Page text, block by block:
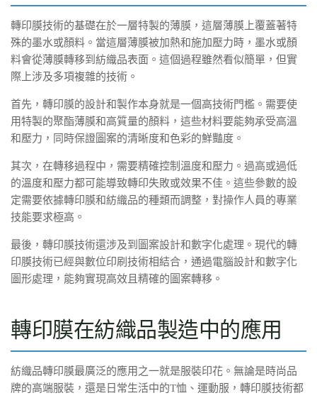
轉印膜技術的基礎在於一層特製的薄膜，這層薄膜上覆蓋著特
殊的墨水或顏料。當這層薄膜被加熱和施加壓力時，墨水或顏
料會從薄膜轉移到紡織品表面。這個過程雖然看似簡單，但實
際上涉及多項複雜的技術。
首先，轉印膜的設計和製作本身就是一個高技術門檻。需要使
用特製的聚酯薄膜和高質量的顏料，這些材料要能夠承受高溫
和壓力，同時保證圖案的清晰度和色彩的鮮豔度。
其次，在轉移過程中，需要精確控制溫度和壓力。過高或過低
的溫度和壓力都可能導致轉印失敗或效果不佳。這些參數的設
定需要依據轉印膜和紡織品的種類而調整，對操作人員的專業
技能要求極高。
最後，轉印膜技術還涉及到圖案設計和數字化處理。現代的轉
印膜技術已經與數位印刷技術相結合，通過電腦設計和數字化
圖形處理，能夠實現高效且精確的圖案轉移。
轉印膜在紡織品製造中的應用
紡織品轉印膜最廣泛的應用之一就是服裝印花。無論是時尚品
牌的高端服裝，還是日常生活中的T恤、運動服，轉印膜技術都